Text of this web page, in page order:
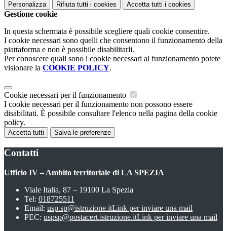
Personalizza Rifiuta tutti i cookies Accetta tutti i cookies
Gestione cookie
In questa schermata è possibile scegliere quali cookie consentire.
I cookie necessari sono quelli che consentono il funzionamento della
piattaforma e non è possibile disabilitarli.
Per conoscere quali sono i cookie necessari al funzionamento potete
visionare la COOKIE POLICY.
Cookie necessari per il funzionamento
I cookie necessari per il funzionamento non possono essere
disabilitati. È possibile consultare l'elenco nella pagina della cookie
policy.
Accetta tutti Salva le preferenze
Contatti
Ufficio IV – Ambito territoriale di LA SPEZIA
Viale Italia, 87 – 19100 La Spezia
Tel: 018725511
Email: usp.sp@istruzione.itLink per inviare una mail
PEC: uspsp@postacert.istruzione.itLink per inviare una mail